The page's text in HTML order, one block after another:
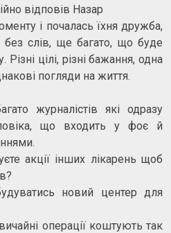
відповів Назар
і почалась їхня дружба,
слів, ще багато, що буде
цілі, різні бажання, одна
погляди на життя.
журналістів які одразу
що входить у фоє й
акції інших лікарень щоб
новий центер для
операції коштують так